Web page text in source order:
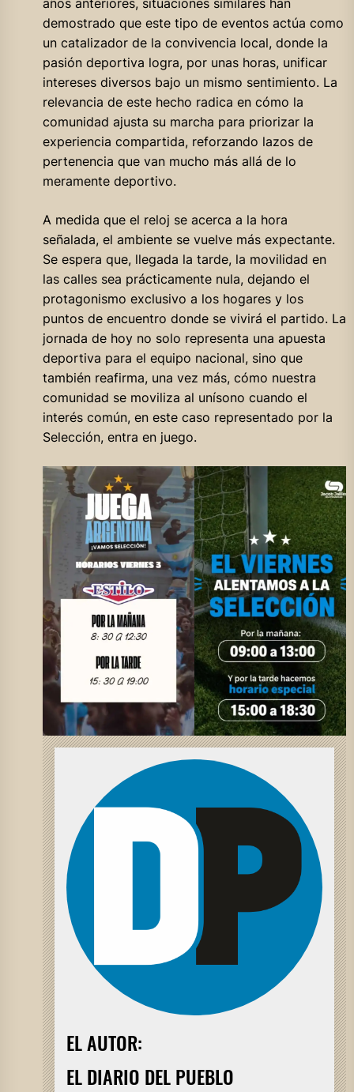
demostrado que este tipo de eventos actúa como
un catalizador de la convivencia local, donde la
pasión deportiva logra, por unas horas, unificar
intereses diversos bajo un mismo sentimiento. La
relevancia de este hecho radica en cómo la
comunidad ajusta su marcha para priorizar la
experiencia compartida, reforzando lazos de
pertenencia que van mucho más allá de lo
meramente deportivo.
A medida que el reloj se acerca a la hora
señalada, el ambiente se vuelve más expectante.
Se espera que, llegada la tarde, la movilidad en
las calles sea prácticamente nula, dejando el
protagonismo exclusivo a los hogares y los
puntos de encuentro donde se vivirá el partido. La
jornada de hoy no solo representa una apuesta
deportiva para el equipo nacional, sino que
también reafirma, una vez más, cómo nuestra
comunidad se moviliza al unísono cuando el
interés común, en este caso representado por la
Selección, entra en juego.
EL AUTOR:
EL DIARIO DEL PUEBLO